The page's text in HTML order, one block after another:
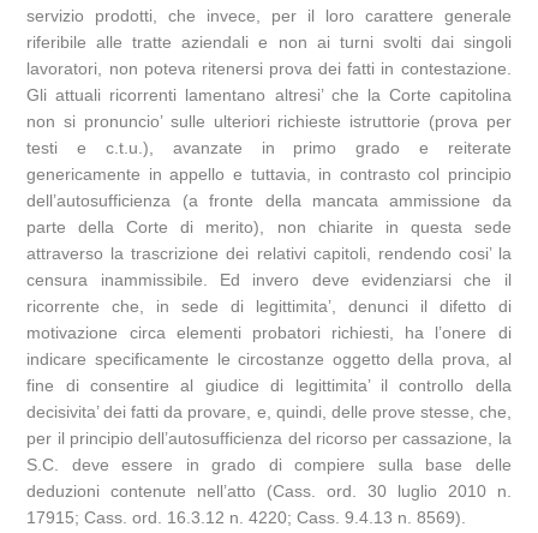
servizio prodotti, che invece, per il loro carattere generale
riferibile alle tratte aziendali e non ai turni svolti dai singoli
lavoratori, non poteva ritenersi prova dei fatti in contestazione.
Gli attuali ricorrenti lamentano altresi’ che la Corte capitolina
non si pronuncio’ sulle ulteriori richieste istruttorie (prova per
testi e c.t.u.), avanzate in primo grado e reiterate
genericamente in appello e tuttavia, in contrasto col principio
dell’autosufficienza (a fronte della mancata ammissione da
parte della Corte di merito), non chiarite in questa sede
attraverso la trascrizione dei relativi capitoli, rendendo cosi’ la
censura inammissibile. Ed invero deve evidenziarsi che il
ricorrente che, in sede di legittimita’, denunci il difetto di
motivazione circa elementi probatori richiesti, ha l’onere di
indicare specificamente le circostanze oggetto della prova, al
fine di consentire al giudice di legittimita’ il controllo della
decisivita’ dei fatti da provare, e, quindi, delle prove stesse, che,
per il principio dell’autosufficienza del ricorso per cassazione, la
S.C. deve essere in grado di compiere sulla base delle
deduzioni contenute nell’atto (Cass. ord. 30 luglio 2010 n.
17915; Cass. ord. 16.3.12 n. 4220; Cass. 9.4.13 n. 8569).